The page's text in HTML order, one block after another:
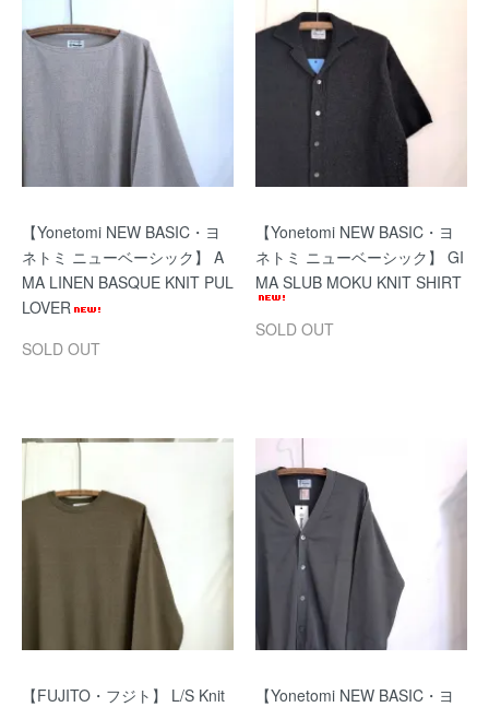
【Yonetomi NEW BASIC・ヨ
ネトミ ニューベーシック】 A
MA LINEN BASQUE KNIT PUL
LOVER
SOLD OUT
【Yonetomi NEW BASIC・ヨ
ネトミ ニューベーシック】 GI
MA SLUB MOKU KNIT SHIRT
SOLD OUT
【FUJITO・フジト】 L/S Knit
【Yonetomi NEW BASIC・ヨ